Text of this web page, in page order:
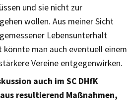
und sie nicht zur
wollen. Aus meiner Sicht
Lebensunterhalt
man auch eventuell einem
Vereine entgegenwirken.
auch im SC DHfK
resultierend Maßnahmen,